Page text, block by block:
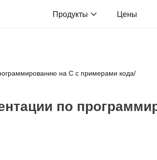
Продукты Цены
на C с примерами кода/
по